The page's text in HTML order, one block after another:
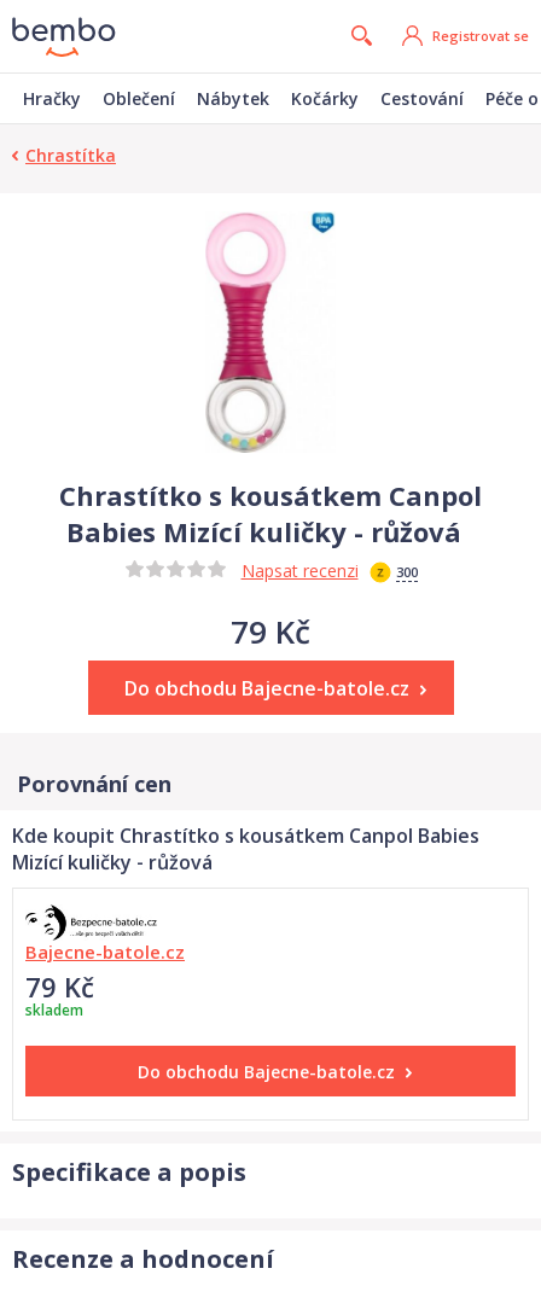
Registrovat se
Hračky Oblečení Nábytek Kočárky Cestování Péče
Chrastítka
Chrastítko s kousátkem Canpol
Babies Mizící kuličky - růžová
Napsat recenzi 300
79 Kč
Do obchodu Bajecne-batole.cz
Porovnání cen
Kde koupit Chrastítko s kousátkem Canpol Babies
Mizící kuličky - růžová
Bajecne-batole.cz
79 Kč
skladem
Do obchodu Bajecne-batole.cz
Specifikace a popis
Recenze a hodnocení